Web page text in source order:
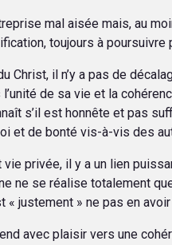
mal aisée mais, au
toujours à
Christ, il n’y a pas de
de sa vie et la
s’il est honnête et pas
et de bonté vis-à-vis des
privée, il y a un lien
ne se réalise totalement
« justement » ne pas en
avec plaisir vers une